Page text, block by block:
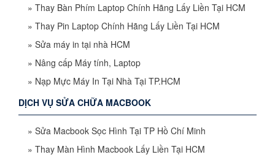
» Thay Bàn Phím Laptop Chính Hãng Lấy Liền Tại HCM
» Thay Pin Laptop Chính Hãng Lấy Liền Tại HCM
» Sửa máy in tại nhà HCM
» Nâng cấp Máy tính, Laptop
» Nạp Mực Máy In Tại Nhà Tại TP.HCM
DỊCH VỤ SỬA CHỮA MACBOOK
» Sửa Macbook Sọc Hình Tại TP Hồ Chí Minh
» Thay Màn Hình Macbook Lấy Liền Tại HCM